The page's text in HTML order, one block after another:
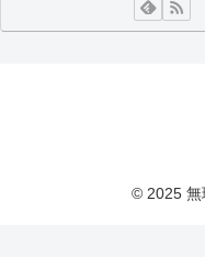
© 2025 無